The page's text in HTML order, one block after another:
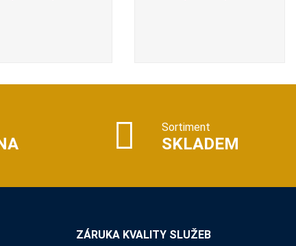
Sortiment
SKLADEM
ZÁRUKA KVALITY SLUŽEB